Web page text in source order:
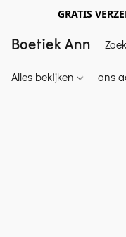
GRATIS
Boetiek Ann
Alles bekijken ons